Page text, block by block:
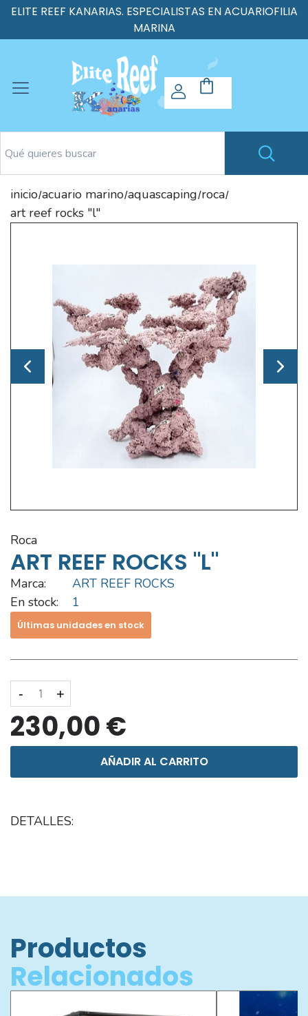
ELITE REEF KANARIAS. ESPECIALISTAS EN ACUARIOFILIA
MARINA
inicio/acuario marino/aquascaping/roca/
art reef rocks "l"
roca
ART REEF ROCKS "L"
Marca:
ART REEF ROCKS
En stock:
1
Últimas unidades en stock
- +
230,00 €
AÑADIR AL CARRITO
DETALLES:
Productos
Relacionados